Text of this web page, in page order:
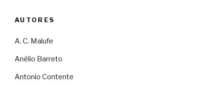
AUTORES
A. C. Malufe
Anélio Barreto
Antonio Contente